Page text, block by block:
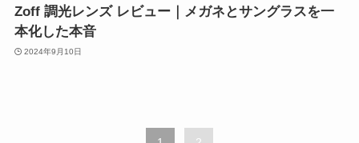
Zoff 調光レンズ レビュー｜メガネとサングラスを一
本化した本音
2024年9月10日